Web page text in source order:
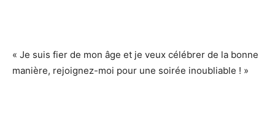
« Je suis fier de mon âge et je veux célébrer de la bonne
manière, rejoignez-moi pour une soirée inoubliable ! »